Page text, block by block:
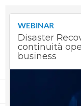
WEBINAR
Disaster
continuità
business